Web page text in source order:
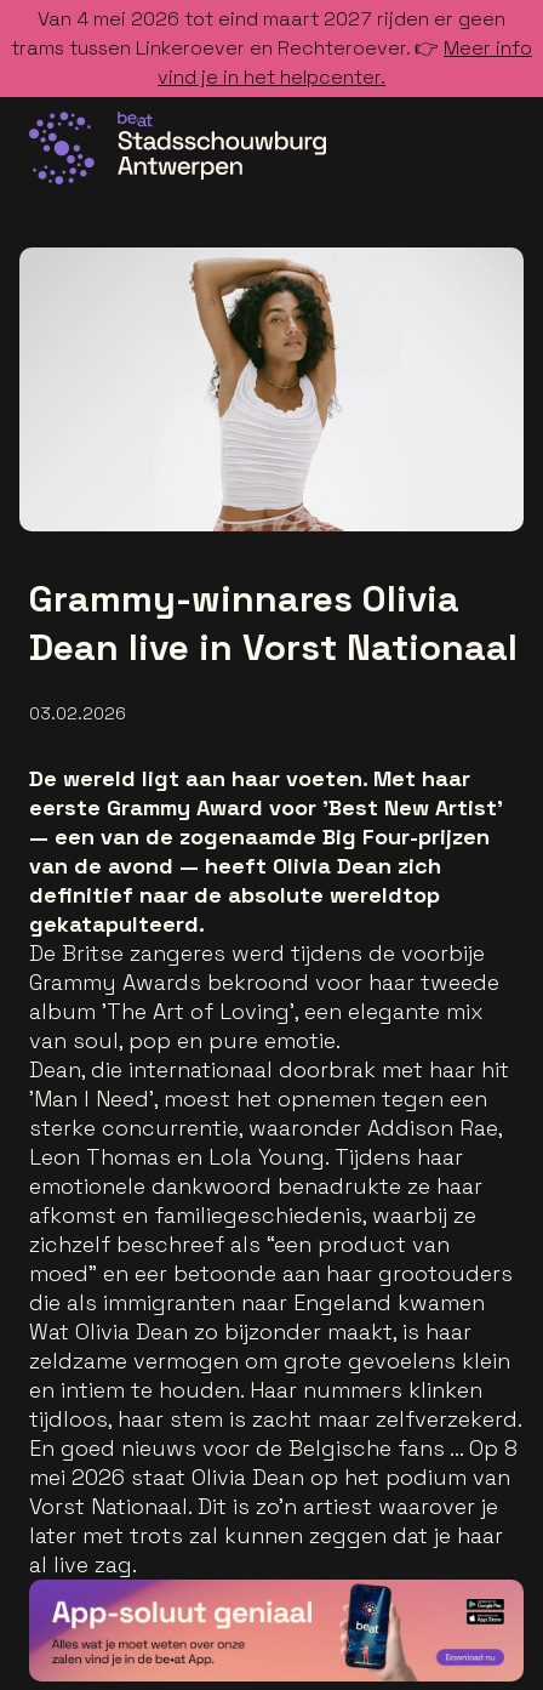
Van 4 mei 2026 tot eind maart 2027 rijden er geen
trams tussen Linkeroever en Rechteroever. 👉 Meer info
vind je in het helpcenter.
Grammy-winnares Olivia
Dean live in Vorst Nationaal
03.02.2026
De wereld ligt aan haar voeten. Met haar
eerste Grammy Award voor 'Best New Artist'
— een van de zogenaamde Big Four-prijzen
van de avond — heeft Olivia Dean zich
definitief naar de absolute wereldtop
gekatapulteerd.
De Britse zangeres werd tijdens de voorbije
Grammy Awards bekroond voor haar tweede
album 'The Art of Loving', een elegante mix
van soul, pop en pure emotie.
Dean, die internationaal doorbrak met haar hit
'Man I Need', moest het opnemen tegen een
sterke concurrentie, waaronder Addison Rae,
Leon Thomas en Lola Young. Tijdens haar
emotionele dankwoord benadrukte ze haar
afkomst en familiegeschiedenis, waarbij ze
zichzelf beschreef als “een product van
moed” en eer betoonde aan haar grootouders
die als immigranten naar Engeland kwamen
Wat Olivia Dean zo bijzonder maakt, is haar
zeldzame vermogen om grote gevoelens klein
en intiem te houden. Haar nummers klinken
tijdloos, haar stem is zacht maar zelfverzekerd.
En goed nieuws voor de Belgische fans ... Op 8
mei 2026 staat Olivia Dean op het podium van
Vorst Nationaal. Dit is zo’n artiest waarover je
later met trots zal kunnen zeggen dat je haar
al live zag.